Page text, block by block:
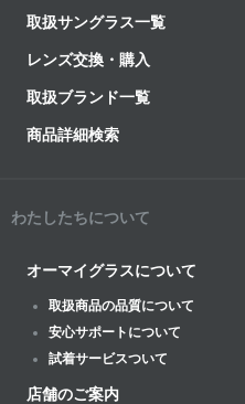
取扱サングラス一覧
レンズ交換・購入
取扱ブランド一覧
商品詳細検索
わたしたちについて
オーマイグラスについて
取扱商品の品質について
安心サポートについて
試着サービスついて
店舗のご案内